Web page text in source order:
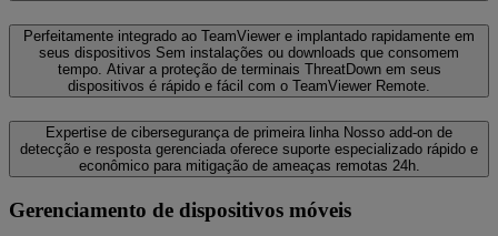
Perfeitamente integrado ao TeamViewer e implantado rapidamente em
seus dispositivos Sem instalações ou downloads que consomem
tempo. Ativar a proteção de terminais ThreatDown em seus
dispositivos é rápido e fácil com o TeamViewer Remote.
Expertise de cibersegurança de primeira linha Nosso add-on de
detecção e resposta gerenciada oferece suporte especializado rápido e
econômico para mitigação de ameaças remotas 24h.
Gerenciamento de dispositivos móveis